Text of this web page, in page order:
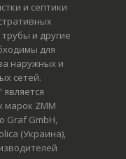
и септики
и другие
для
наружных и
сетей.
марок ZMM
Graf GmbH,
(Украина),